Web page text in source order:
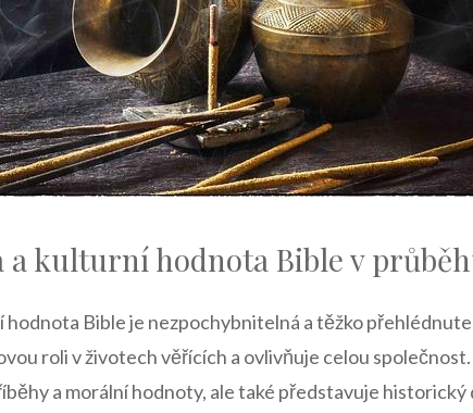
a kulturní hodnota Bible v
hodnota Bible je nezpochybnitelná a těžko
roli v životech věřících a ovlivňuje celou
a morální hodnoty, ale také představuje